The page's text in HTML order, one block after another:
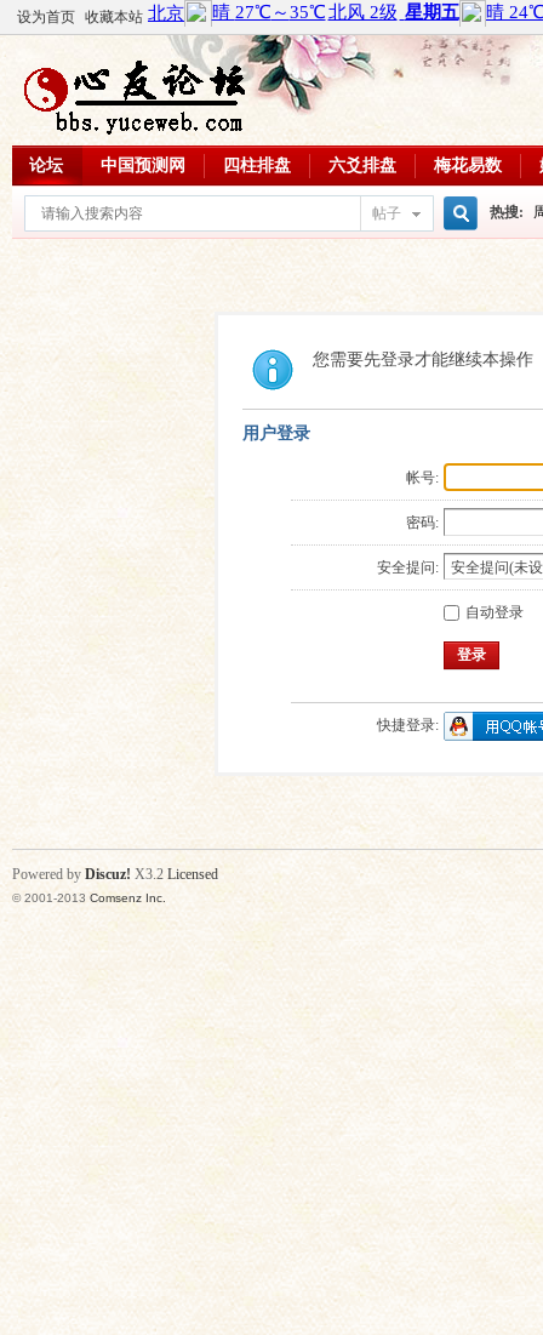
设为首页 收藏本站
论坛 中国预测网 四柱排盘 六爻排盘 梅花易数
帖子
索
热搜:
周易教
每日一
您需要先登录才能继续本操作
用户登录
帐号:
密码:
安全提问:
自动登录
登录
快捷登录:
Powered by Discuz! X3.2 Licensed
© 2001-2013 Comsenz Inc.